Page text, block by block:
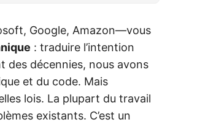
Google, Amazon—vous
: traduire l’intention
des décennies, nous avons
et du code. Mais
lois. La plupart du travail
existants. C’est un